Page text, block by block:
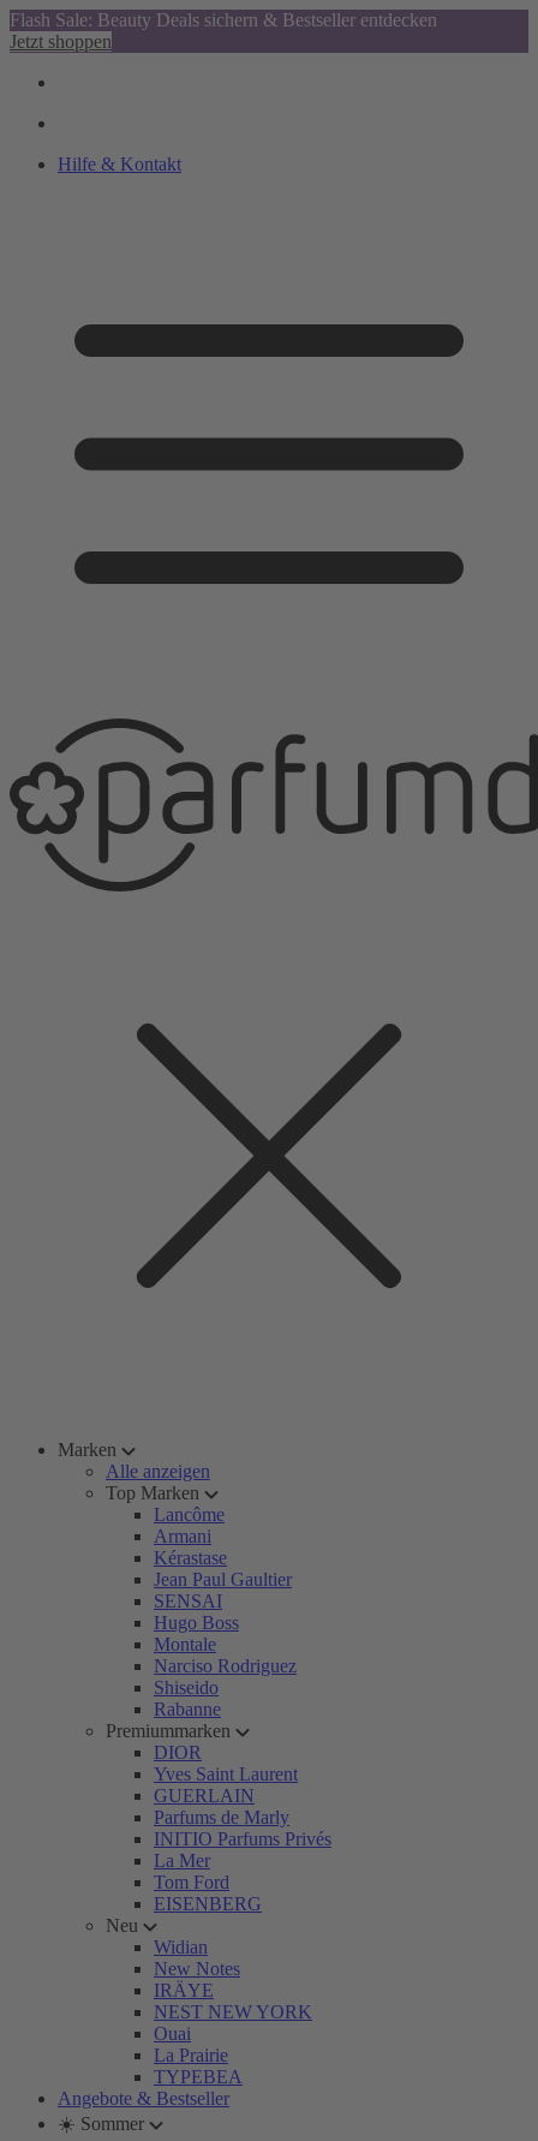
Flash Sale: Beauty Deals sichern & Bestseller entdecken
Jetzt shoppen
Hilfe & Kontakt
Marken
Alle anzeigen
Top Marken
Lancôme
Armani
Kérastase
Jean Paul Gaultier
SENSAI
Hugo Boss
Montale
Narciso Rodriguez
Shiseido
Rabanne
Premiummarken
DIOR
Yves Saint Laurent
GUERLAIN
Parfums de Marly
INITIO Parfums Privés
La Mer
Tom Ford
EISENBERG
Neu
Widian
New Notes
IRÄYE
NEST NEW YORK
Ouai
La Prairie
TYPEBEA
Angebote & Bestseller
☀️ Sommer